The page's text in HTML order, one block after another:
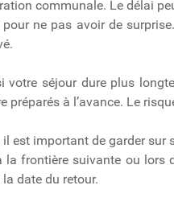
communale. Le délai
ne pas avoir de
votre séjour dure plus
préparés à l’avance. Le
est important de garder sur
la frontière suivante ou
date du retour.